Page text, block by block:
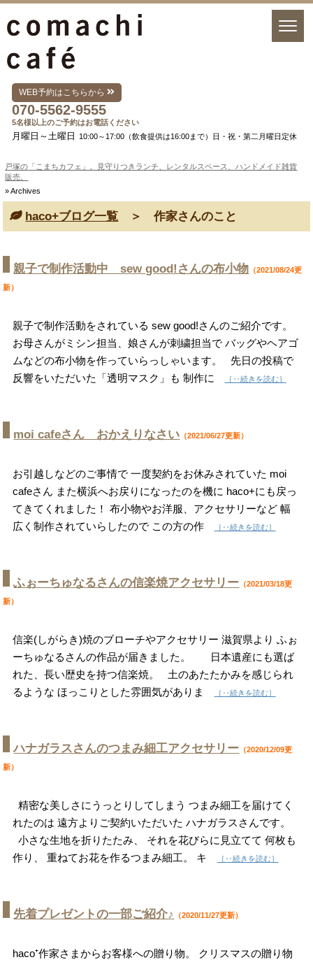
WEB予約はこちらから
070-5562-9555
5名様以上のご予約はお電話ください
月曜日～土曜日 10:00～17:00（飲食提供は16:00まで）日・祝・第二月曜日定休
戸塚の「こまちカフェ」。見守りつきランチ、レンタルスペース、ハンドメイド雑貨
販売。
» Archives
haco+ブログ一覧 ＞ 作家さんのこと
親子で制作活動中 sew good!さんの布小物 （2021/08/24更
新）
親子で制作活動をされている sew good!さんのご紹介です。
お母さんがミシン担当、娘さんが刺繍担当で バッグやヘアゴ
ムなどの布小物を作っていらっしゃいます。 先日の投稿で
反響をいただいた「透明マスク」も 制作に
［‥続きを読む］
moi cafeさん おかえりなさい （2021/06/27更新）
お引越しなどのご事情で 一度契約をお休みされていた moi
cafeさん また横浜へお戻りになったのを機に haco+にも戻っ
てきてくれました！ 布小物やお洋服、アクセサリーなど 幅
広く制作されていらしたので この方の作
［‥続きを読む］
ふぉーちゅなるさんの信楽焼アクセサリー （2021/03/18更
新）
信楽(しがらき)焼のブローチやアクセサリー 滋賀県より ふぉ
ーちゅなるさんの作品が届きました。 日本遺産にも選ば
れた、長い歴史を持つ信楽焼。 土のあたたかみを感じられ
るような ほっこりとした雰囲気がありま
［‥続きを読む］
ハナガラスさんのつまみ細工アクセサリー （2020/12/09更
新）
精密な美しさにうっとりしてしまう つまみ細工を届けてく
れたのは 遠方よりご契約いただいた ハナガラスさんです。
小さな生地を折りたたみ、 それを花びらに見立てて 何枚も
作り、 重ねてお花を作るつまみ細工。 キ
［‥続きを読む］
先着プレゼントの一部ご紹介♪ （2020/11/27更新）
haco⁺作家さまからお客様への贈り物。 クリスマスの贈り物